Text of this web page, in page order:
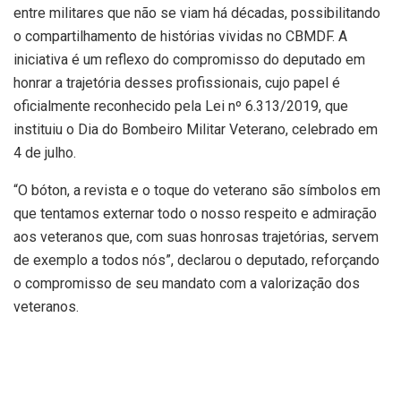
entre militares que não se viam há décadas, possibilitando
o compartilhamento de histórias vividas no CBMDF. A
iniciativa é um reflexo do compromisso do deputado em
honrar a trajetória desses profissionais, cujo papel é
oficialmente reconhecido pela Lei nº 6.313/2019, que
instituiu o Dia do Bombeiro Militar Veterano, celebrado em
4 de julho.
“O bóton, a revista e o toque do veterano são símbolos em
que tentamos externar todo o nosso respeito e admiração
aos veteranos que, com suas honrosas trajetórias, servem
de exemplo a todos nós”, declarou o deputado, reforçando
o compromisso de seu mandato com a valorização dos
veteranos.